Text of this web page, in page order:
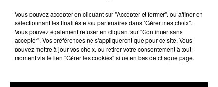
Vous pouvez accepter en cliquant sur "Accepter et fermer", ou affiner en
sélectionnant les finalités et/ou partenaires dans "Gérer mes choix".
Vous pouvez également refuser en cliquant sur "Continuer sans
accepter". Vos préférences ne s'appliqueront que pour ce site. Vous
pouvez mettre à jour vos choix, ou retirer votre consentement à tout
moment via le lien "Gérer les cookies" situé en bas de chaque page.